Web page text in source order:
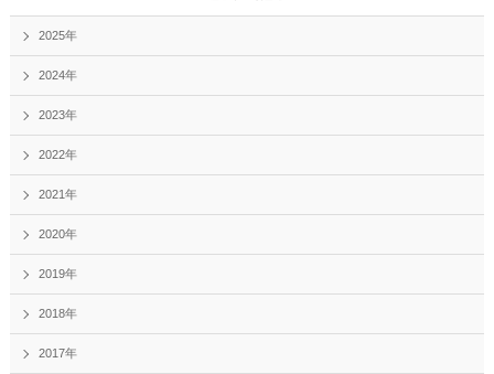
2025年
2024年
2023年
2022年
2021年
2020年
2019年
2018年
2017年